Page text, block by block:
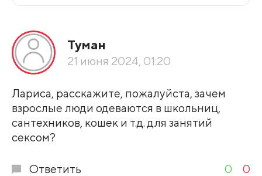
По рейтингу
Туман
21 июня 2024, 01:20
Лариса, расскажите, пожалуйста, зачем
взрослые люди одеваются в школьниц,
сантехников, кошек и т.д. для занятий
сексом?
Ответить 0 0